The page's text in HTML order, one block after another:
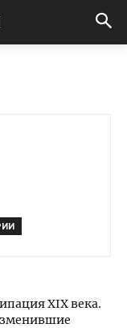
XIX века.